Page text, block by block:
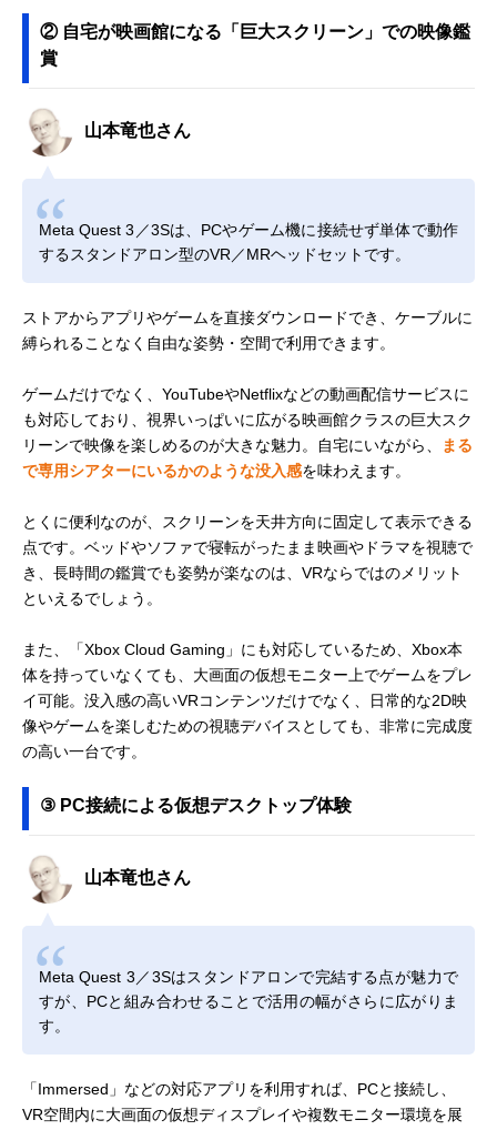
② 自宅が映画館になる「巨大スクリーン」での映像鑑
賞
山本竜也さん
Meta Quest 3／3Sは、PCやゲーム機に接続せず単体で動作
するスタンドアロン型のVR／MRヘッドセットです。
ストアからアプリやゲームを直接ダウンロードでき、ケーブルに
縛られることなく自由な姿勢・空間で利用できます。
ゲームだけでなく、YouTubeやNetflixなどの動画配信サービスに
も対応しており、視界いっぱいに広がる映画館クラスの巨大スク
リーンで映像を楽しめるのが大きな魅力。自宅にいながら、
まる
で専用シアターにいるかのような没入感を味わえます。
とくに便利なのが、スクリーンを天井方向に固定して表示できる
点です。ベッドやソファで寝転がったまま映画やドラマを視聴で
き、長時間の鑑賞でも姿勢が楽なのは、VRならではのメリット
といえるでしょう。
また、「Xbox Cloud Gaming」にも対応しているため、Xbox本
体を持っていなくても、大画面の仮想モニター上でゲームをプレ
イ可能。没入感の高いVRコンテンツだけでなく、日常的な2D映
像やゲームを楽しむための視聴デバイスとしても、非常に完成度
の高い一台です。
③ PC接続による仮想デスクトップ体験
山本竜也さん
Meta Quest 3／3Sはスタンドアロンで完結する点が魅力で
すが、PCと組み合わせることで活用の幅がさらに広がりま
す。
「Immersed」などの対応アプリを利用すれば、PCと接続し、
VR空間内に大画面の仮想ディスプレイや複数モニター環境を展